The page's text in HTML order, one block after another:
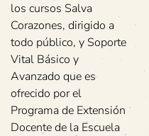
los cursos Salva
Corazones, dirigido a
todo público, y Soporte
Vital Básico y
Avanzado que es
ofrecido por el
Programa de Extensión
Docente de la Escuela